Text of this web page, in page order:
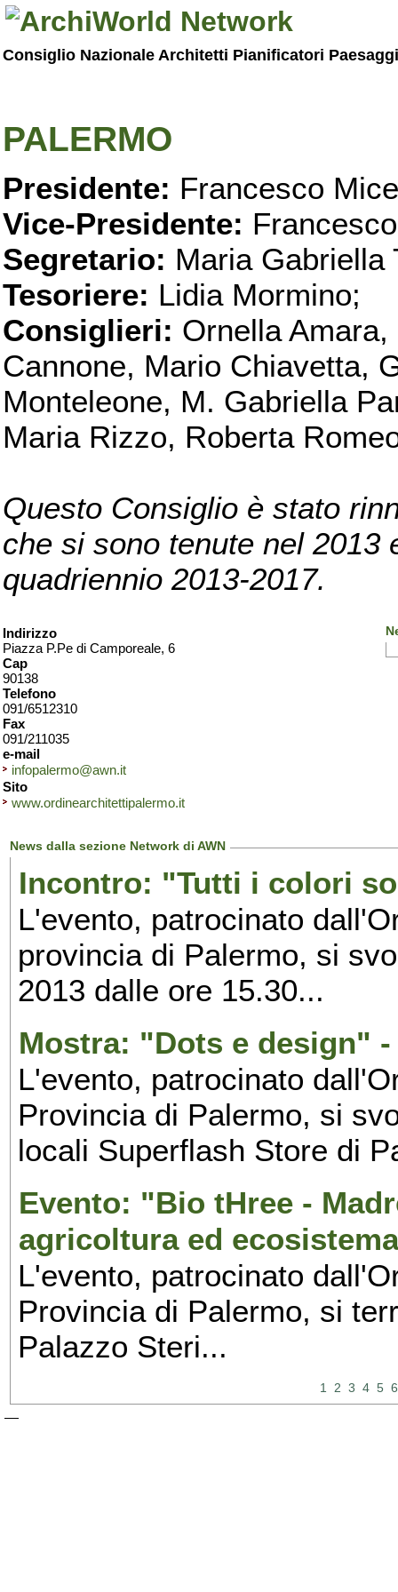
Consiglio Nazionale Architetti Pianificatori
PALERMO
Presidente: Francesco
Vice-Presidente:
Segretario: Maria Gabriella
Tesoriere: Lidia Mormino;
Consiglieri: Ornella
Cannone, Mario Chiavetta,
Monteleone, M. Gabriella
Maria Rizzo, Roberta
Questo Consiglio è stato
che si sono tenute nel 2013
quadriennio 2013-2017.
Indirizzo
Piazza P.Pe di Camporeale, 6
Cap
90138
Telefono
091/6512310
Fax
091/211035
e-mail
infopalermo@awn.it
Sito
www.ordinearchitettipalermo.it
News dalla sezione Network di AWN
Incontro: "Tutti i colori
L'evento, patrocinato
provincia di Palermo, si
2013 dalle ore 15.30...
Mostra: "Dots e design" -
L'evento, patrocinato
Provincia di Palermo, si
locali Superflash Store di
Evento: "Bio tHree -
agricoltura ed
L'evento, patrocinato
Provincia di Palermo, si
Palazzo Steri...
1 2 3 4 5 6